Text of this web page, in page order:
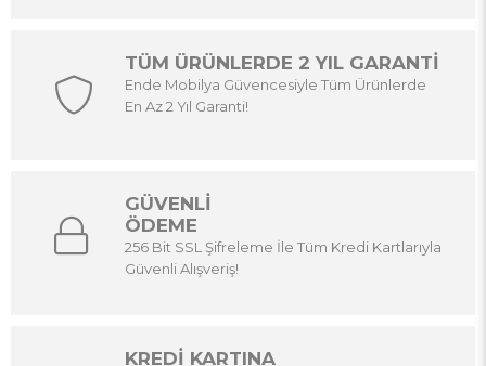
TÜM ÜRÜNLERDE 2 YIL GARANTİ
Ende Mobilya Güvencesiyle Tüm Ürünlerde
En Az 2 Yıl Garanti!
GÜVENLİ
ÖDEME
256 Bit SSL Şifreleme İle Tüm Kredi Kartlarıyla
Güvenli Alışveriş!
KREDİ KARTINA